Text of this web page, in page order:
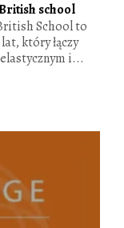
school
School to
który łączy
i...